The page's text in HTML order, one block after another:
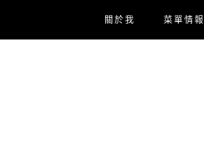
關於我 菜單情報